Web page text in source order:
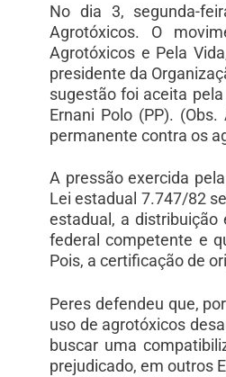
No dia 3, segunda-
Agrotóxicos. O
Agrotóxicos e Pela
presidente da
sugestão foi aceita
Ernani Polo (PP).
permanente contra os
A pressão exercida
Lei estadual 7.747/82
estadual, a
federal competente e
Pois, a certificação de
Peres defendeu que,
uso de agrotóxicos
buscar uma
prejudicado, em outros